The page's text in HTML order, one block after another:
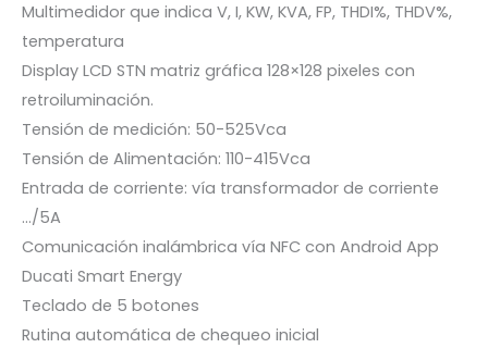
Multimedidor que indica V, I, KW, KVA, FP, THDI%, THDV%,
temperatura
Display LCD STN matriz gráfica 128×128 pixeles con
retroiluminación.
Tensión de medición: 50-525Vca
Tensión de Alimentación: 110-415Vca
Entrada de corriente: vía transformador de corriente
…/5A
Comunicación inalámbrica vía NFC con Android App
Ducati Smart Energy
Teclado de 5 botones
Rutina automática de chequeo inicial